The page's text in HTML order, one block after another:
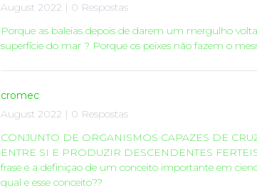
August 2022 | 0 Respostas
Porque as baleias depois de darem um mergulho
superfície do mar ? Porque os peixes não fazem o
cromec
August 2022 | 0 Respostas
CONJUNTO DE ORGANISMOS CAPAZES DE
ENTRE SI E PRODUZIR DESCENDENTES
frase e a definiçao de um conceito importante em
qual e esse conceito??